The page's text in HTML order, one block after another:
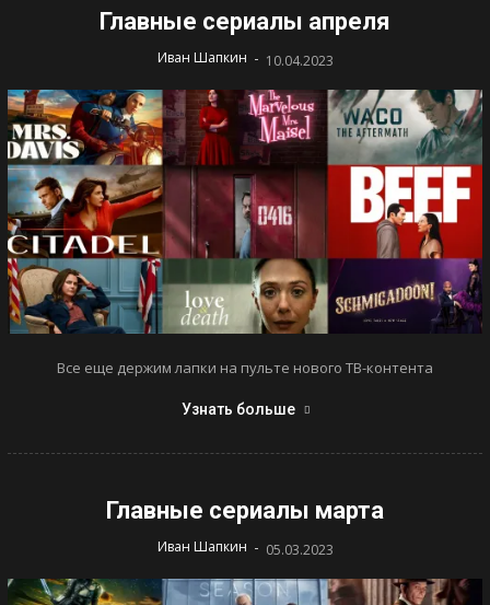
Главные сериалы апреля
Иван Шапкин - 10.04.2023
Все еще держим лапки на пульте нового ТВ-контента
Узнать больше
Главные сериалы марта
Иван Шапкин - 05.03.2023